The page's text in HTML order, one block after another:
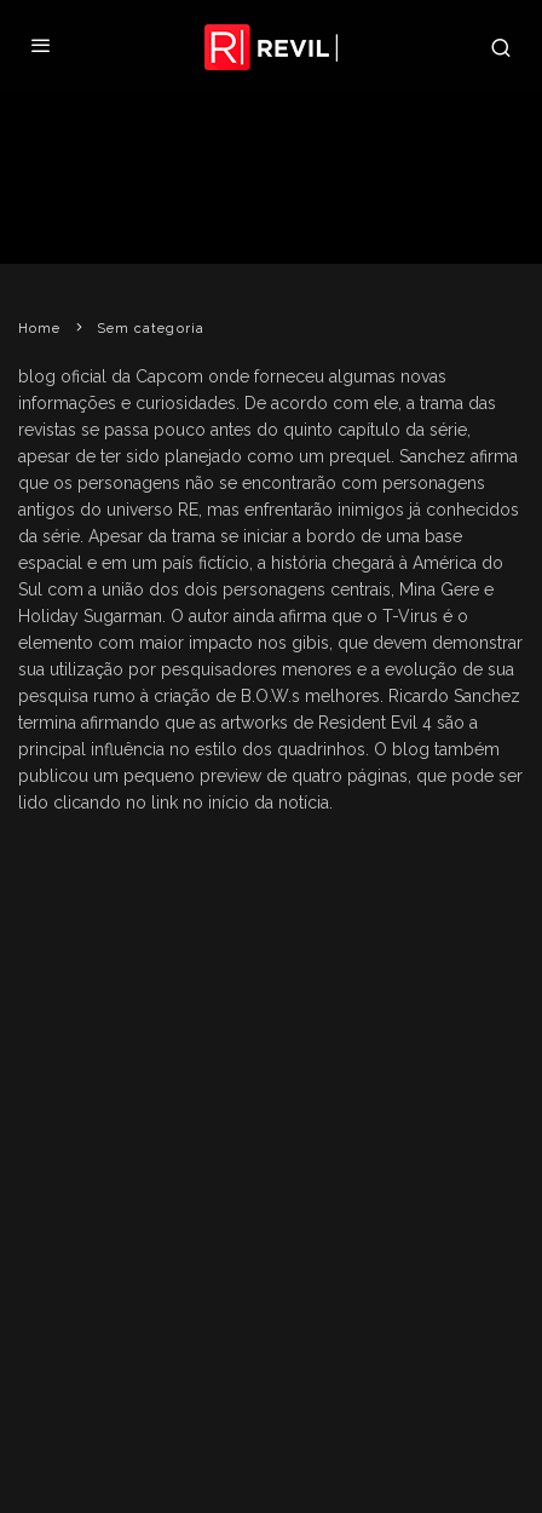
Home
Sem categoria
blog oficial da Capcom onde forneceu algumas novas
informações e curiosidades. De acordo com ele, a trama das
revistas se passa pouco antes do quinto capítulo da série,
apesar de ter sido planejado como um prequel. Sanchez afirma
que os personagens não se encontrarão com personagens
antigos do universo RE, mas enfrentarão inimigos já conhecidos
da série. Apesar da trama se iniciar a bordo de uma base
espacial e em um país fictício, a história chegará à América do
Sul com a união dos dois personagens centrais, Mina Gere e
Holiday Sugarman. O autor ainda afirma que o T-Virus é o
elemento com maior impacto nos gibis, que devem demonstrar
sua utilização por pesquisadores menores e a evolução de sua
pesquisa rumo à criação de B.O.W.s melhores. Ricardo Sanchez
termina afirmando que as artworks de Resident Evil 4 são a
principal influência no estilo dos quadrinhos. O blog também
publicou um pequeno preview de quatro páginas, que pode ser
lido clicando no link no início da notícia.